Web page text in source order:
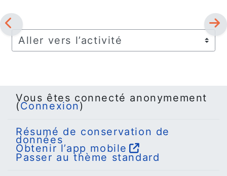
Aller vers l’activité
Vous êtes connecté anonymement
(Connexion)
Résumé de conservation de
données
Obtenir l’app mobile
Passer au thème standard